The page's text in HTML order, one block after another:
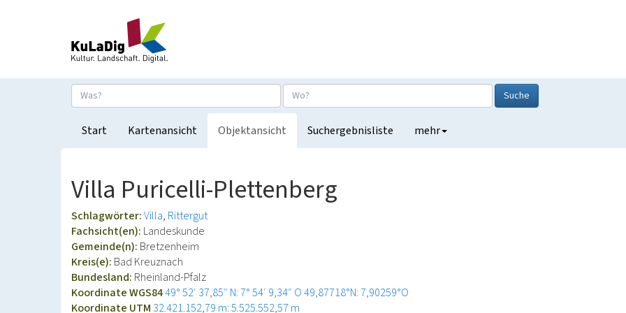
Suche
Start Kartenansicht Objektansicht Suchergebnisliste mehr
Villa Puricelli-Plettenberg
Schlagwörter:Villa Rittergut
Fachsicht(en): Landeskunde
Gemeinde(n): Bretzenheim
Kreis(e): Bad Kreuznach
Bundesland: Rheinland-Pfalz
Koordinate WGS8449° 52′ 37,85″ N: 7° 54′ 9,34″ O49,87718°N: 7,90259°O
Koordinate UTM 32.421.152,79 m: 5.525.552,57 m